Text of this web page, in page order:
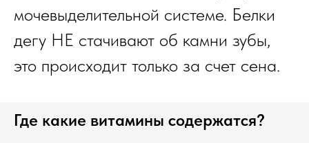
мочевыделительной системе. Белки
дегу НЕ стачивают об камни зубы,
это происходит только за счет сена.
Где какие витамины содержатся?